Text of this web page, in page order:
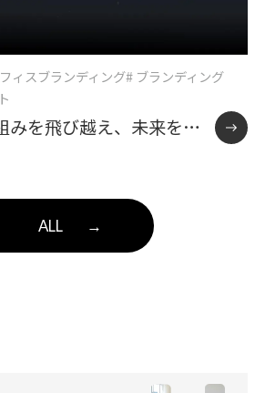
ィスブランディング# ブランディング
みを飛び越え、未来をデ
したASITAKAのリブラン
ALL →